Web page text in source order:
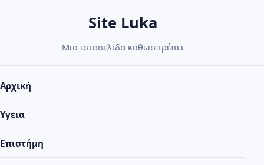
Site Luka
Μια ιστοσελιδα καθωσπρέπει
Αρχική
Υγεια
Επιστήμη